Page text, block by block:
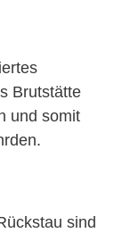
Brutstätte
und somit
sind